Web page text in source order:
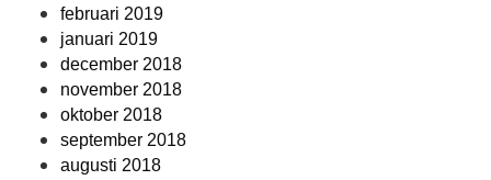
februari 2019
januari 2019
december 2018
november 2018
oktober 2018
september 2018
augusti 2018